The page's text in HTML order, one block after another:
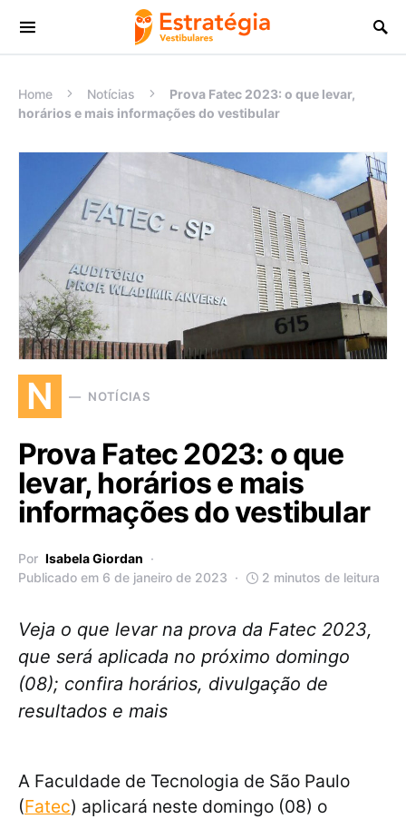
Procurar:
Home Notícias
Prova Fatec 2023: o que levar,
horários e mais informações do vestibular
N NOTÍCIAS
Prova Fatec 2023: o que
levar, horários e mais
informações do vestibular
Por Isabela Giordan
Publicado em 6 de janeiro de 2023
2 minutos de leitura
Veja o que levar na prova da Fatec 2023,
que será aplicada no próximo domingo
(08); confira horários, divulgação de
resultados e mais
A Faculdade de Tecnologia de São Paulo
(Fatec) aplicará neste domingo (08) o